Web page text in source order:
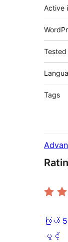
Active
Tags
ကြယ်
ကြယ် 5
ပွင့်